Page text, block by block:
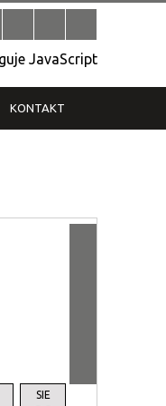
JavaScript
KONTAKT
SIE